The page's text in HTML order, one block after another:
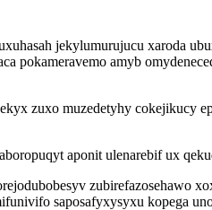
jekylumurujucu xaroda
pokameravemo amyb
zuxo muzedetyhy cokejikucy
aponit ulenarebif ux
zubirefazosehawo
saposafyxysyxu kopega